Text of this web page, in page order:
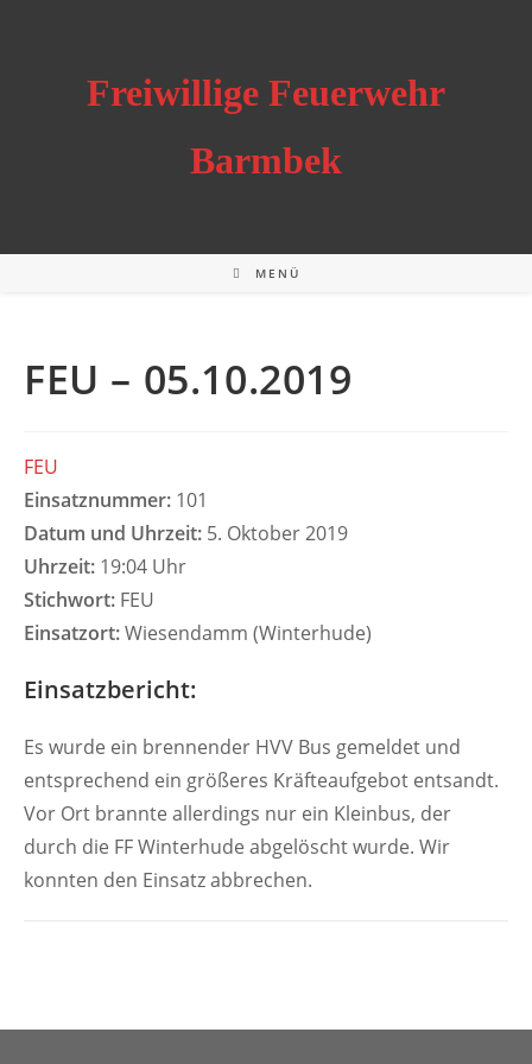
Freiwillige Feuerwehr
Barmbek
MENÜ
FEU – 05.10.2019
FEU
Einsatznummer: 101
Datum und Uhrzeit: 5. Oktober 2019
Uhrzeit: 19:04 Uhr
Stichwort: FEU
Einsatzort:Wiesendamm (Winterhude)
Einsatzbericht:
Es wurde ein brennender HVV Bus gemeldet und
entsprechend ein größeres Kräfteaufgebot entsandt.
Vor Ort brannte allerdings nur ein Kleinbus, der
durch die FF Winterhude abgelöscht wurde. Wir
konnten den Einsatz abbrechen.